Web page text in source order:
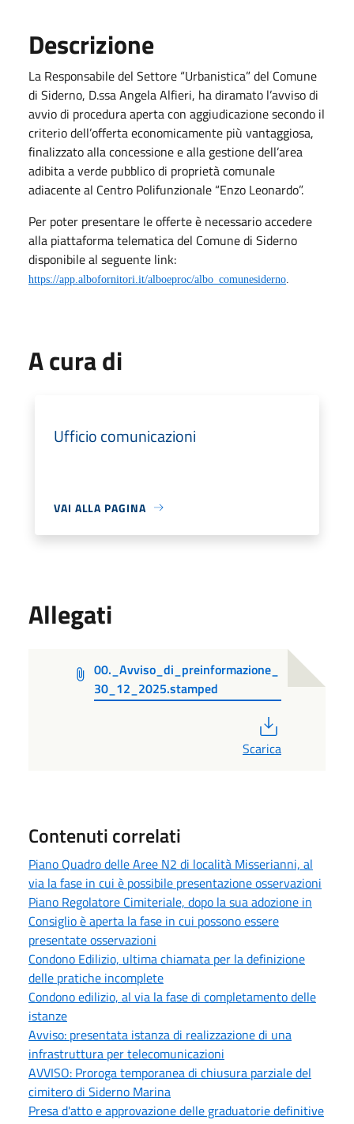
Descrizione
La Responsabile del Settore “Urbanistica” del Comune
di Siderno, D.ssa Angela Alfieri, ha diramato l’avviso di
avvio di procedura aperta con aggiudicazione secondo il
criterio dell’offerta economicamente più vantaggiosa,
finalizzato alla concessione e alla gestione dell’area
adibita a verde pubblico di proprietà comunale
adiacente al Centro Polifunzionale “Enzo Leonardo”.
Per poter presentare le offerte è necessario accedere
alla piattaforma telematica del Comune di Siderno
disponibile al seguente link:
https://app.albofornitori.it/alboeproc/albo_comunesiderno
A cura di
Ufficio comunicazioni
VAI ALLA PAGINA
Allegati
00._Avviso_di_preinformazione_
30_12_2025.stamped
Scarica
Contenuti correlati
Piano Quadro delle Aree N2 di località Misserianni, al
via la fase in cui è possibile presentazione osservazioni
Piano Regolatore Cimiteriale, dopo la sua adozione in
Consiglio è aperta la fase in cui possono essere
presentate osservazioni
Condono Edilizio, ultima chiamata per la definizione
delle pratiche incomplete
Condono edilizio, al via la fase di completamento delle
istanze
Avviso: presentata istanza di realizzazione di una
infrastruttura per telecomunicazioni
AVVISO: Proroga temporanea di chiusura parziale del
cimitero di Siderno Marina
Presa d'atto e approvazione delle graduatorie definitive